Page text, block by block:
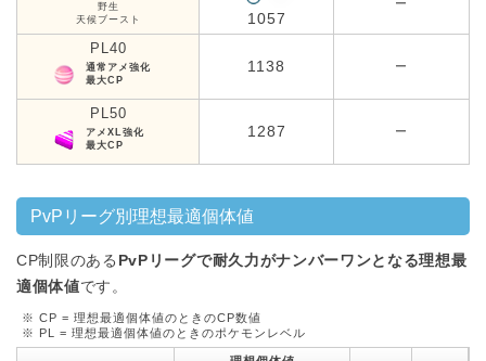
野生
天候ブースト
1057
ー
PL40
通常アメ強化
最大CP
1138 ー
PL50
アメXL強化
最大CP
1287 ー
PvPリーグ別理想最適個体値
CP制限のある PvPリーグで耐久力がナンバーワンとなる理想最
適個体値です。
※ CP = 理想最適個体値のときのCP数値
※ PL = 理想最適個体値のときのポケモンレベル